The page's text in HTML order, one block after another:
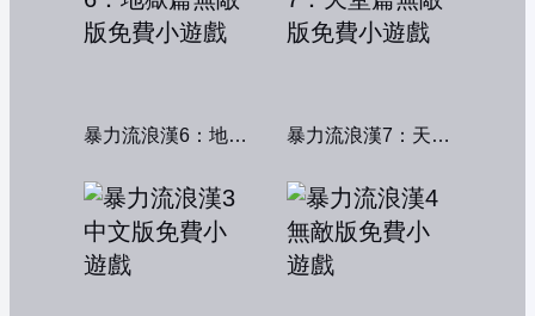
暴力流浪漢6：地獄篇無敵版 暴力流浪漢7：天堂篇無敵版